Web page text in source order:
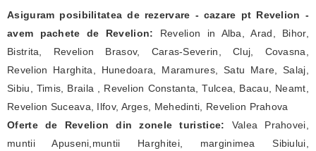
Asiguram posibilitatea de rezervare - cazare pt Revelion -
avem pachete de Revelion: Revelion in Alba, Arad, Bihor,
Bistrita, Revelion Brasov, Caras-Severin, Cluj, Covasna,
Revelion Harghita, Hunedoara, Maramures, Satu Mare, Salaj,
Sibiu, Timis, Braila , Revelion Constanta, Tulcea, Bacau, Neamt,
Revelion Suceava, Ilfov, Arges, Mehedinti, Revelion Prahova
Oferte de Revelion din zonele turistice: Valea Prahovei,
muntii Apuseni,muntii Harghitei, marginimea Sibiului,